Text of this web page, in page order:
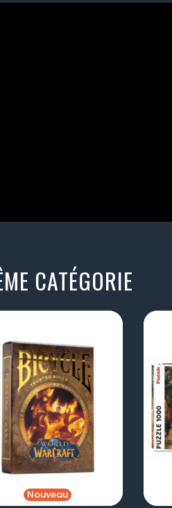
CATÉGORIE
visibility
Nouveau